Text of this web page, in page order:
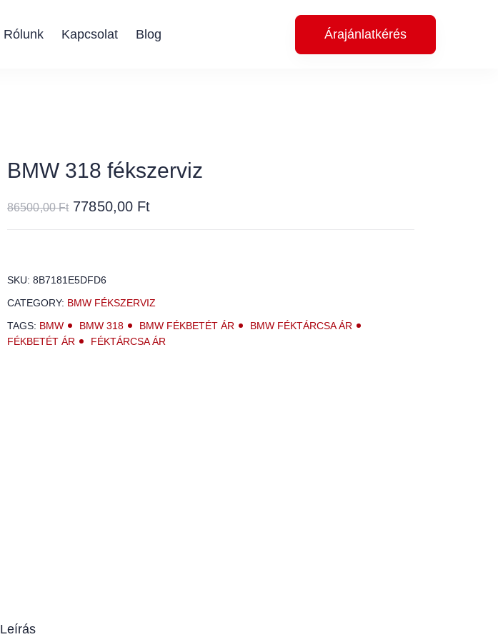
Rólunk Kapcsolat Blog Árajánlatkérés
BMW 318 fékszerviz
86500,00Ft 77850,00 Ft
SKU: 8B7181E5DFD6
CATEGORY: BMW FÉKSZERVIZ
TAGS: BMW BMW 318 BMW FÉKBETÉT ÁR
BMW FÉKTÁRCSA ÁR
FÉKBETÉT ÁR
FÉKTÁRCSA ÁR
Leírás